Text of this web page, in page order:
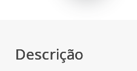
Descrição